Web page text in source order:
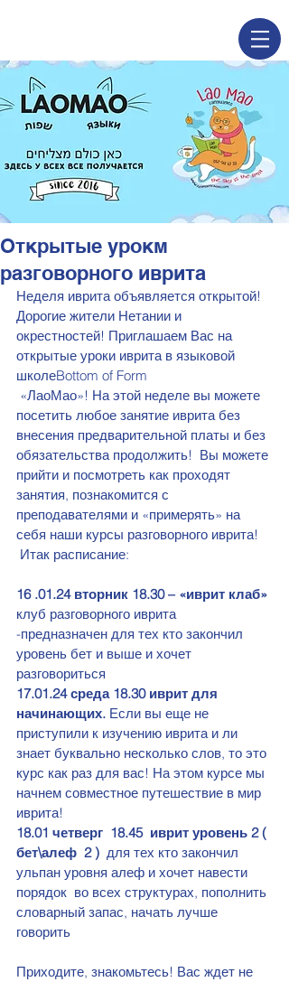
Открытые урокм
разговорного иврита
Неделя иврита объявляется открытой!
Дорогие жители Нетании и
окрестностей! Приглашаем Вас на
открытые уроки иврита в языковой
школеBottom of Form
«ЛаоМао»! На этой неделе вы можете
посетить любое занятие иврита без
внесения предварительной платы и без
обязательства продолжить!  Вы можете
прийти и посмотреть как проходят
занятия, познакомится с
преподавателями и «примерять» на
себя наши курсы разговорного иврита!
Итак расписание:
16 .01.24 вторник 18.30 – «иврит клаб»
клуб разговорного иврита
-предназначен для тех кто закончил
уровень бет и выше и хочет
разговориться
17.01.24 среда 18.30 иврит для
начинающих. Если вы еще не
приступили к изучению иврита и ли
знает буквально несколько слов, то это
курс как раз для вас! На этом курсе мы
начнем совместное путешествие в мир
иврита!
18.01 четверг  18.45  иврит уровень 2 (
бет\алеф  2 ) для тех кто закончил
ульпан уровня алеф и хочет навести
порядок  во всех структурах, пополнить
словарный запас, начать лучше
говорить
Приходите, знакомьтесь! Вас ждет не